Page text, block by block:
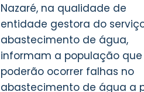
Nazaré, na qualidade de
entidade gestora do
abastecimento de água,
informam a população que
poderão ocorrer falhas no
abastecimento de água a